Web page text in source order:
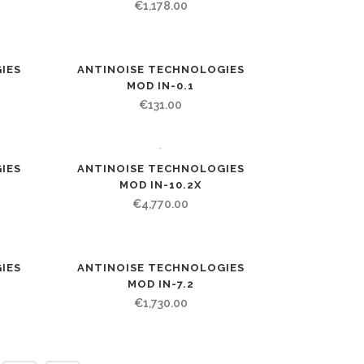
€1,178.00
ANTINOISE TECHNOLOGIES
MOD IN-0.1
€131.00
ANTINOISE TECHNOLOGIES
MOD IN-10.2X
€4,770.00
ANTINOISE TECHNOLOGIES
MOD IN-7.2
€1,730.00